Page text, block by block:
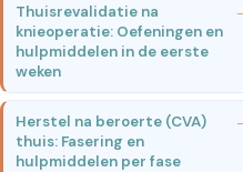
Thuisrevalidatie na
knieoperatie: Oefeningen en
hulpmiddelen in de eerste
weken
Herstel na beroerte (CVA)
thuis: Fasering en
hulpmiddelen per fase